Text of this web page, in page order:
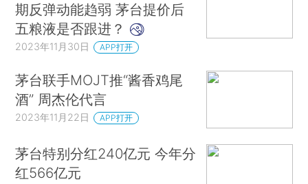
期反弹动能趋弱 茅台提价后
五粮液是否跟进？
2023年11月30日 APP打开
茅台联手MOJT推“酱香鸡尾
酒” 周杰伦代言
2023年11月22日 APP打开
茅台特别分红240亿元 今年分
红566亿元